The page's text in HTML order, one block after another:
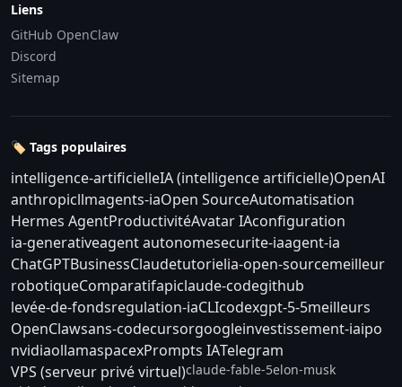
Liens
GitHub OpenClaw
Discord
Sitemap
🏷️ Tags populaires
intelligence-artificielleIA (intelligence artificielle)OpenAI
anthropicllmagents-iaOpen SourceAutomatisation
Hermes AgentProductivitéAvatar IAconfiguration
ia-generativeagent autonomesecurite-iaagent-ia
ChatGPTBusinessClaudetutorielia-open-sourcemeilleur
robotiqueComparatifapiclaude-codegithub
levée-de-fondsregulation-iaCLIcodexgpt-5-5meilleurs
OpenClawsans-codecursorgoogleinvestissement-iaipo
nvidiaollamaspacexPrompts IATelegram
VPS (serveur privé virtuel)claude-fable-5elon-musk